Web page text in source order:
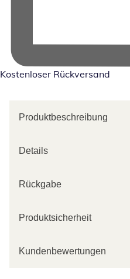
Kostenloser Rückversand
Produktbeschreibung
Details
Rückgabe
Produktsicherheit
Kundenbewertungen